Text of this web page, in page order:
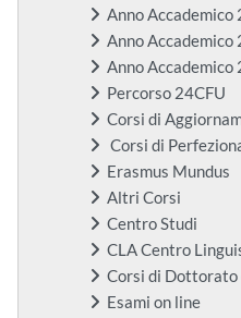
Anno
Anno
Anno
Percorso 24CFU
Corsi di
Corsi di
Erasmus Mundus
Altri Corsi
Centro Studi
CLA Centro
Corsi di Dottorato
Esami on line